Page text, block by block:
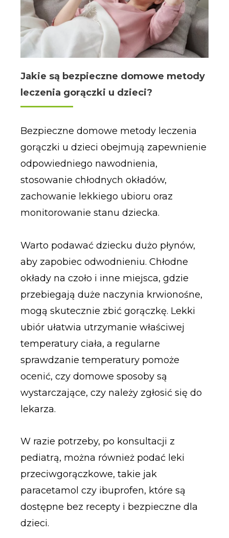
Jakie są bezpieczne domowe metody
leczenia gorączki u dzieci?
Bezpieczne domowe metody leczenia
gorączki u dzieci obejmują zapewnienie
odpowiedniego nawodnienia,
stosowanie chłodnych okładów,
zachowanie lekkiego ubioru oraz
monitorowanie stanu dziecka.
Warto podawać dziecku dużo płynów,
aby zapobiec odwodnieniu. Chłodne
okłady na czoło i inne miejsca, gdzie
przebiegają duże naczynia krwionośne,
mogą skutecznie zbić gorączkę. Lekki
ubiór ułatwia utrzymanie właściwej
temperatury ciała, a regularne
sprawdzanie temperatury pomoże
ocenić, czy domowe sposoby są
wystarczające, czy należy zgłosić się do
lekarza.
W razie potrzeby, po konsultacji z
pediatrą, można również podać leki
przeciwgorączkowe, takie jak
paracetamol czy ibuprofen, które są
dostępne bez recepty i bezpieczne dla
dzieci.